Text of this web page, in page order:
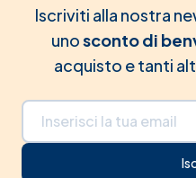
Iscriviti alla nostra
unosconto di
acquisto e tanti
Indirizzo email